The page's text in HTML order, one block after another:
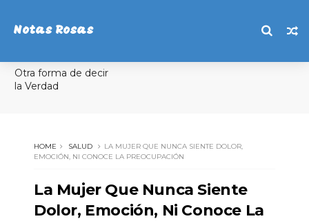
Notas Rosas
Otra forma de decir
la Verdad
HOME SALUD
LA MUJER QUE NUNCA SIENTE DOLOR,
EMOCIÓN, NI CONOCE LA PREOCUPACIÓN
La Mujer Que Nunca Siente
Dolor, Emoción, Ni Conoce La